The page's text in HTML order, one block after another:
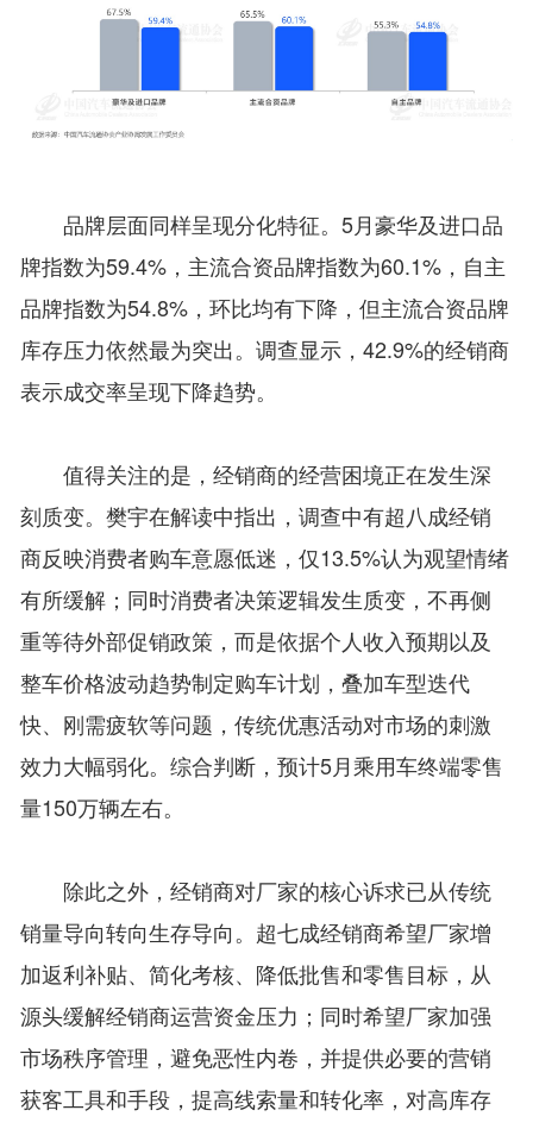
品牌层面同样呈现分化特征。5月豪华及进口品
牌指数为59.4%，主流合资品牌指数为60.1%，自主
品牌指数为54.8%，环比均有下降，但主流合资品牌
库存压力依然最为突出。调查显示，42.9%的经销商
表示成交率呈现下降趋势。
值得关注的是，经销商的经营困境正在发生深
刻质变。樊宇在解读中指出，调查中有超八成经销
商反映消费者购车意愿低迷，仅13.5%认为观望情绪
有所缓解；同时消费者决策逻辑发生质变，不再侧
重等待外部促销政策，而是依据个人收入预期以及
整车价格波动趋势制定购车计划，叠加车型迭代
快、刚需疲软等问题，传统优惠活动对市场的刺激
效力大幅弱化。综合判断，预计5月乘用车终端零售
量150万辆左右。
除此之外，经销商对厂家的核心诉求已从传统
销量导向转向生存导向。超七成经销商希望厂家增
加返利补贴、简化考核、降低批售和零售目标，从
源头缓解经销商运营资金压力；同时希望厂家加强
市场秩序管理，避免恶性内卷，并提供必要的营销
获客工具和手段，提高线索量和转化率，对高库存